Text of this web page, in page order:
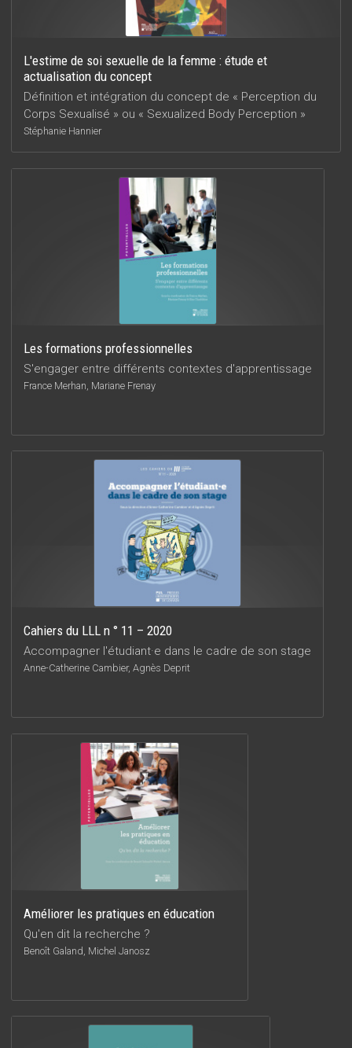
L'estime de soi sexuelle de la femme : étude et
actualisation du concept
Définition et intégration du concept de « Perception du
Corps Sexualisé » ou « Sexualized Body Perception »
Stéphanie Hannier
Les formations professionnelles
S'engager entre différents contextes d'apprentissage
France Merhan, Mariane Frenay
Cahiers du LLL n ° 11 – 2020
Accompagner l'étudiant·e dans le cadre de son stage
Anne-Catherine Cambier, Agnès Deprit
Améliorer les pratiques en éducation
Qu'en dit la recherche ?
Benoît Galand, Michel Janosz